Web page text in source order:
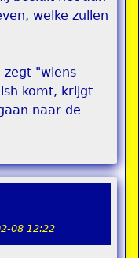
welke zullen
zegt "wiens
komt, krijgt
naar de
08 12:22